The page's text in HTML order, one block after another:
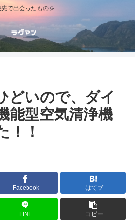
先で出会ったものを
どいので、ダイ
能型空気清浄機
！！
Facebook はてブ
LINE コピー